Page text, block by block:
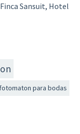
Sansuit, Hotel
para bodas